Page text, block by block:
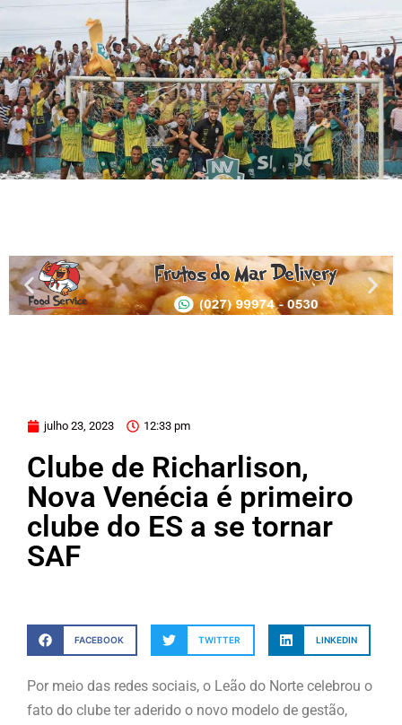
julho 23, 2023 12:33 pm
Clube de Richarlison,
Nova Venécia é primeiro
clube do ES a se tornar
SAF
FACEBOOK TWITTER LINKEDIN
Por meio das redes sociais, o Leão do Norte celebrou o
fato do clube ter aderido o novo modelo de gestão,